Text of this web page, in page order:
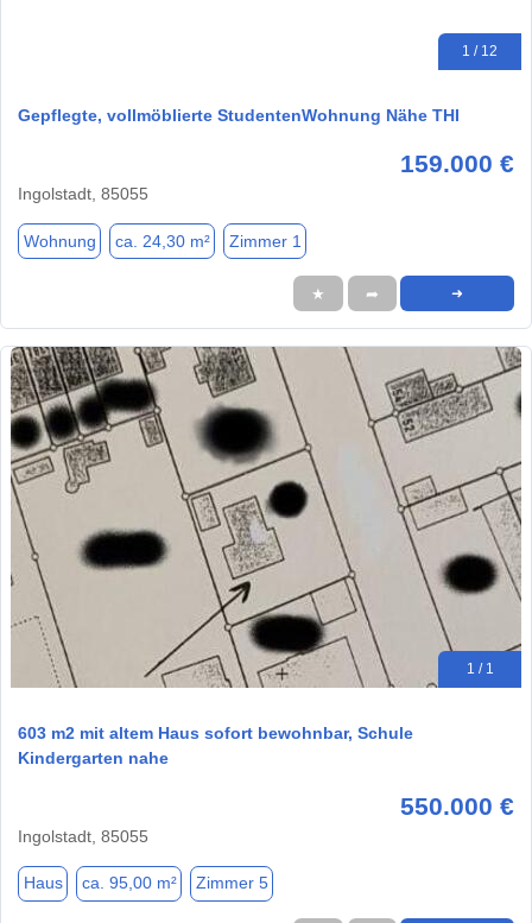
1 / 12
Gepflegte, vollmöblierte StudentenWohnung Nähe THI
159.000 €
Ingolstadt, 85055
Wohnung ca. 24,30 m² Zimmer 1
★ ➦ ➜
1 / 1
603 m2 mit altem Haus sofort bewohnbar, Schule
Kindergarten nahe
550.000 €
Ingolstadt, 85055
Haus ca. 95,00 m² Zimmer 5